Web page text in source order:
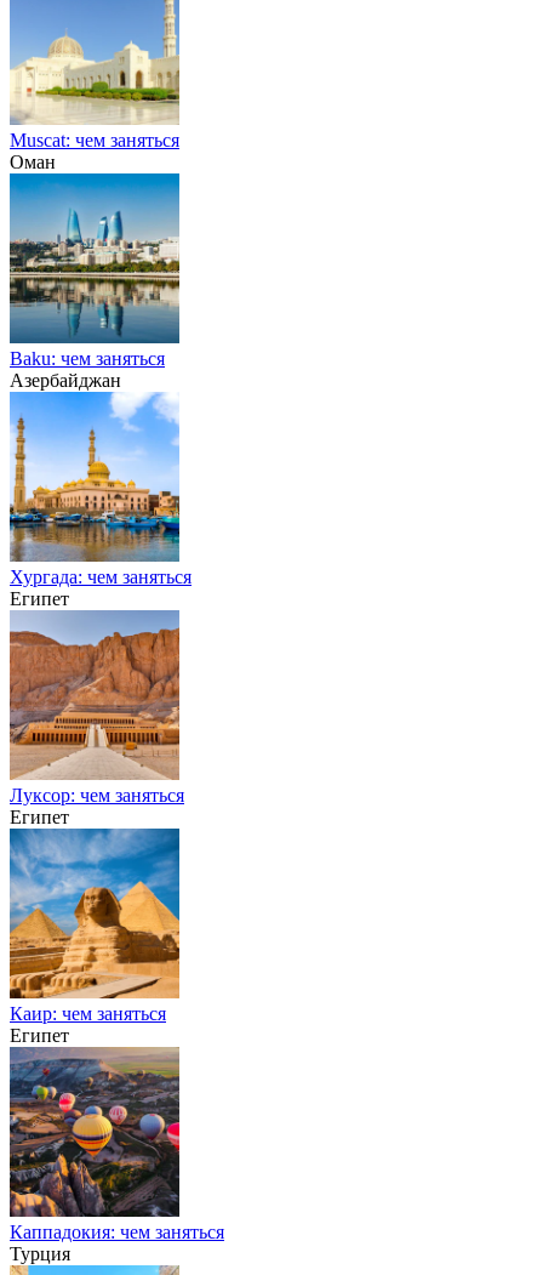
Muscat: чем заняться
Оман
Baku: чем заняться
Азербайджан
Хургада: чем заняться
Египет
Луксор: чем заняться
Египет
Каир: чем заняться
Египет
Каппадокия: чем заняться
Турция